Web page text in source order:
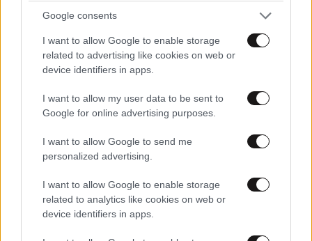
Google consents
I want to allow Google to enable storage
related to advertising like cookies on web or
device identifiers in apps.
I want to allow my user data to be sent to
Google for online advertising purposes.
I want to allow Google to send me
personalized advertising.
I want to allow Google to enable storage
related to analytics like cookies on web or
device identifiers in apps.
Xαρακτήρες: 0/1000
Διαβάστε και ακολουθήστε τους κανόνες σχολιασμού